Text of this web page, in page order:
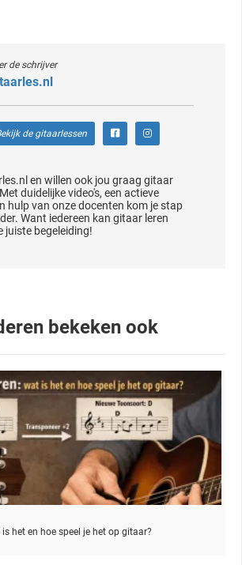
de schrijver
de gitaarlessen
en willen ook jou graag gitaar
duidelijke video's, een actieve
hulp van onze docenten kom je stap
Want iedereen kan gitaar leren
juiste begeleiding!
bekeken ook
het en hoe speel je het op gitaar?